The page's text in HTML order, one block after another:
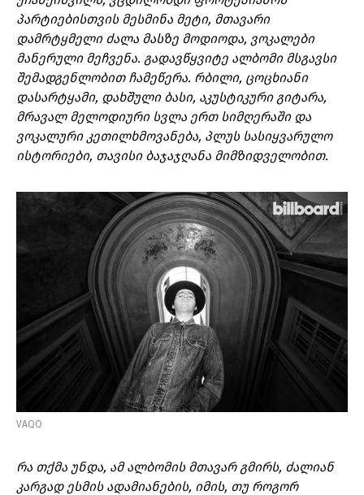
პარტიებისთვის მესმინა მეტი, მთავარი
დამრტყმელი ძალა მასზე მოდიოდა, ვოკალები
მანერული მეჩვენა. გადავწყვიტე ალბომი მსგავსი
შემადგენლობით ჩამეწერა. რბილი, ცოცხიანი
დასარტყამი, დახშული ბასი, აკუსტიკური გიტარა,
მრავალ მელოდიური სვლა ერთ სიმღერაში და
ვოკალური კეთილხმოვანება, პლუს სასიყვარულო
ისტორიები, თავისი ბაჯაჯღანა მიმზიდველობით.
VAQO
რა თქმა უნდა, ამ ალბომის მთავარ გმირს, ძალიან
კარგად ესმის ადამიანების, იმის, თუ როგორ